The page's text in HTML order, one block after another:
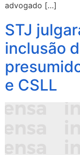
advogado […]
STJ
inclusão
e CSLL